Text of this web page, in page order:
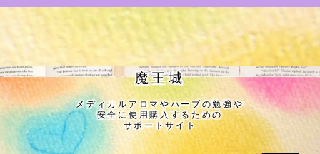
【最新】クイズと花の部屋
★全種/アロマハーブスパイス基材 プチ辞典ク
イズ＆プチ辞典
★アロマ検定＋αクイズ
魔王城
メディカルアロマやハーブの勉強や
安全に使用購入するための
サポートサイト